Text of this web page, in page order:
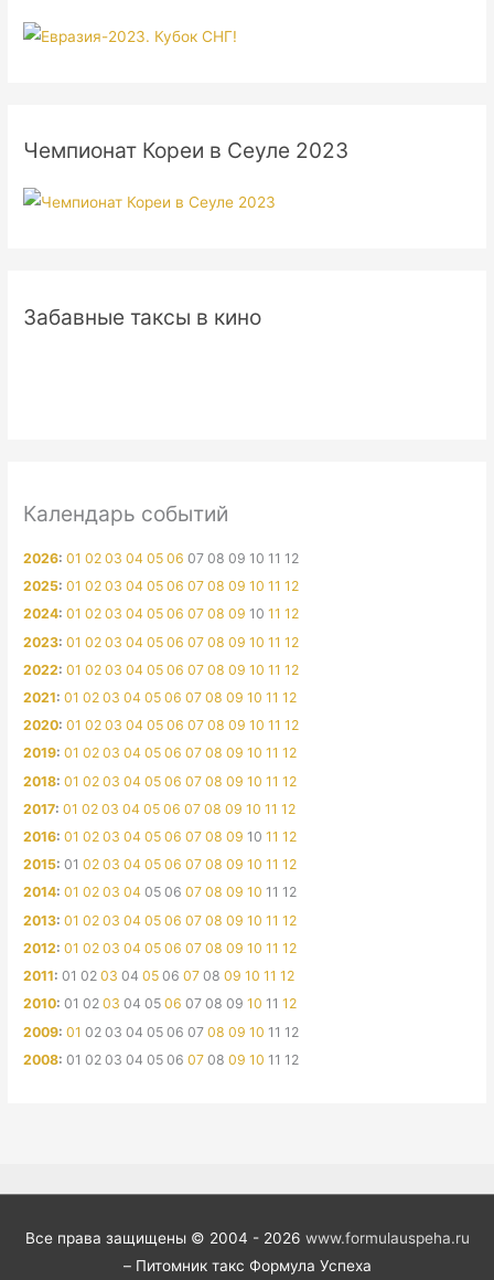
Чемпионат Кореи в Сеуле 2023
Забавные таксы в кино
Календарь событий
2026:01 02 03 04 05 06 07 08 09 10 11 12
2025:01 02 03 04 05 06 07 08 09 10 11 12
2024:01 02 03 04 05 06 07 08 09 10 11 12
2023:01 02 03 04 05 06 07 08 09 10 11 12
2022:01 02 03 04 05 06 07 08 09 10 11 12
2021:01 02 03 04 05 06 07 08 09 10 11 12
2020:01 02 03 04 05 06 07 08 09 10 11 12
2019:01 02 03 04 05 06 07 08 09 10 11 12
2018:01 02 03 04 05 06 07 08 09 10 11 12
2017:01 02 03 04 05 06 07 08 09 10 11 12
2016:01 02 03 04 05 06 07 08 09 10 11 12
2015:01 02 03 04 05 06 07 08 09 10 11 12
2014:01 02 03 04 05 06 07 08 09 10 11 12
2013:01 02 03 04 05 06 07 08 09 10 11 12
2012:01 02 03 04 05 06 07 08 09 10 11 12
2011:01 02 03 04 05 06 07 08 09 10 11 12
2010:01 02 03 04 05 06 07 08 09 10 11 12
2009:01 02 03 04 05 06 07 08 09 10 11 12
2008:01 02 03 04 05 06 07 08 09 10 11 12
Все права защищены © 2004 - 2026 www.formulauspeha.ru
– Питомник такс Формула Успеха